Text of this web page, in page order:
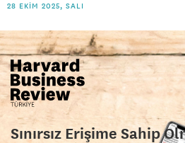
28 EKIM 2025, SALI
Sınırsız Erişime Sahip